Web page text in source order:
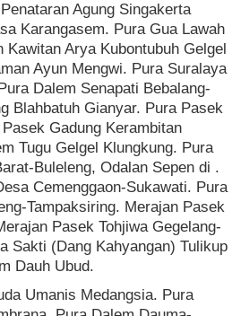
Agung Singakerta
Karangasem. Pura Gua Lawah
Kawitan Arya Kubontubuh Gelgel
Ayun Mengwi. Pura Suralaya
Dalem Senapati Bebalang-
Blahbatuh Gianyar. Pura Pasek
Gadung Kerambitan
Tugu Gelgel Klungkung. Pura
Buleleng, Odalan Sepen di .
Cemenggaon-Sukawati. Pura
Tampaksiring. Merajan Pasek
Pasek Tohjiwa Gegelang-
Sakti (Dang Kahyangan) Tulikup
Dauh Ubud.
Umanis Medangsia. Pura